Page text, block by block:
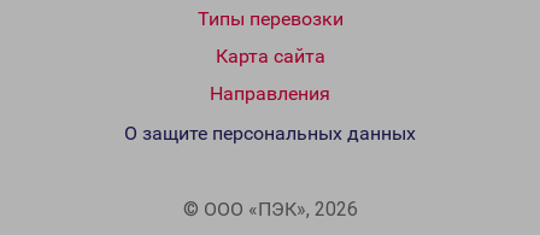
Типы перевозки
Карта сайта
Направления
© ООО «ПЭК», 2026
О защите персональных данных